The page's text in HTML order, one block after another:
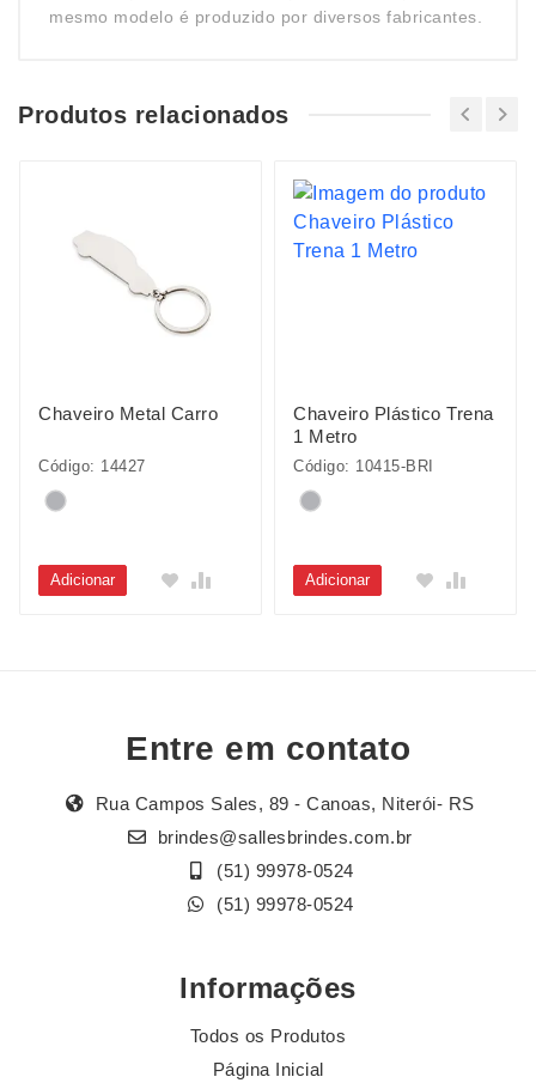
mesmo modelo é produzido por diversos fabricantes.
Produtos relacionados
Chaveiro Metal Carro
Código: 14427
Adicionar
Chaveiro Plástico Trena
1 Metro
Código: 10415-BRI
Adicionar
Entre em contato
Rua Campos Sales, 89 - Canoas, Niterói- RS
brindes@sallesbrindes.com.br
(51) 99978-0524
(51) 99978-0524
Informações
Todos os Produtos
Página Inicial